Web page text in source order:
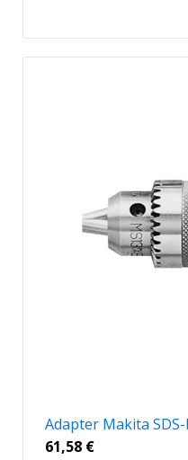
Adapter Makita
61,58 €